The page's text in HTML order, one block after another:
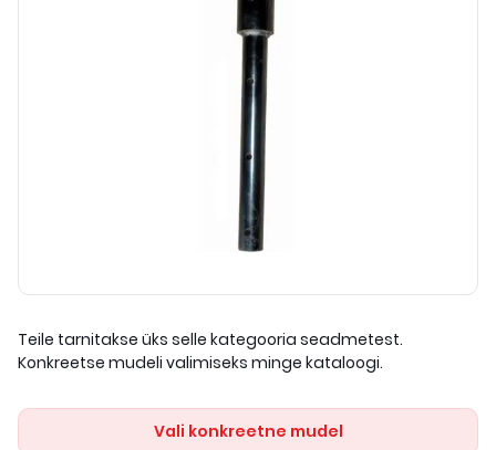
Teile tarnitakse üks selle kategooria seadmetest.
Konkreetse mudeli valimiseks minge kataloogi.
Vali konkreetne mudel